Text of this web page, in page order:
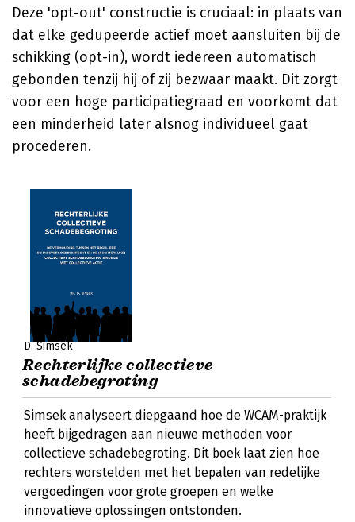
Deze 'opt-out' constructie is cruciaal: in plaats van
dat elke gedupeerde actief moet aansluiten bij de
schikking (opt-in), wordt iedereen automatisch
gebonden tenzij hij of zij bezwaar maakt. Dit zorgt
voor een hoge participatiegraad en voorkomt dat
een minderheid later alsnog individueel gaat
procederen.
D. Simsek
Rechterlijke collectieve
schadebegroting
Simsek analyseert diepgaand hoe de WCAM-praktijk
heeft bijgedragen aan nieuwe methoden voor
collectieve schadebegroting. Dit boek laat zien hoe
rechters worstelden met het bepalen van redelijke
vergoedingen voor grote groepen en welke
innovatieve oplossingen ontstonden.